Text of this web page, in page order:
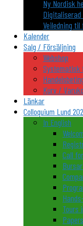
Ny Nordisk
Veiledning
Kalender
Salg / Försäljning
Webshop
Systematisk
Kurv /
Länkar
Colloquium Lund
In English
Call
Tours